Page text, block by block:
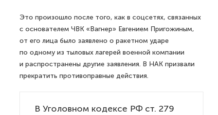
Это произошло после того, как в соцсетях, связанных
с основателем ЧВК «Вагнер» Евгением Пригожиным,
от его лица было заявлено о ракетном ударе
по одному из тыловых лагерей военной компании
и распространены другие заявления. В НАК призвали
прекратить противоправные действия.
В Уголовном кодексе РФ ст. 279